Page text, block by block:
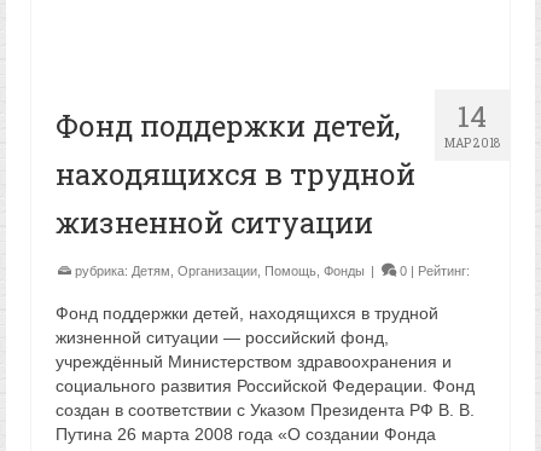
14
МАР 2018
Фонд поддержки детей,
находящихся в трудной
жизненной ситуации
рубрика: Детям Организации Помощь Фонды | 0 | Рейтинг:
Фонд поддержки детей, находящихся в трудной
жизненной ситуации — российский фонд,
учреждённый Министерством здравоохранения и
социального развития Российской Федерации. Фонд
создан в соответствии с Указом Президента РФ В. В.
Путина 26 марта 2008 года «О создании Фонда